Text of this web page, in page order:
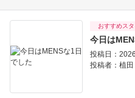
おすすめス
今日は
投稿日：
投稿者： 植田